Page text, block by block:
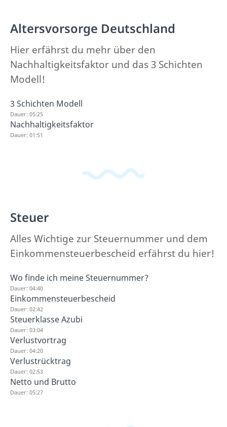
Altersvorsorge Deutschland
Hier erfährst du mehr über den
Nachhaltigkeitsfaktor und das 3 Schichten
Modell!
3 Schichten Modell
Dauer: 05:25
Nachhaltigkeitsfaktor
Dauer: 01:51
Steuer
Alles Wichtige zur Steuernummer und dem
Einkommensteuerbescheid erfährst du hier!
Wo finde ich meine Steuernummer?
Dauer: 04:40
Einkommensteuerbescheid
Dauer: 02:42
Steuerklasse Azubi
Dauer: 03:04
Verlustvortrag
Dauer: 04:20
Verlustrücktrag
Dauer: 02:53
Netto und Brutto
Dauer: 05:27